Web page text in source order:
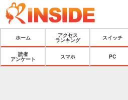
ホーム
アクセス
ランキング
スイッチ
読者
アンケート
スマホ PC